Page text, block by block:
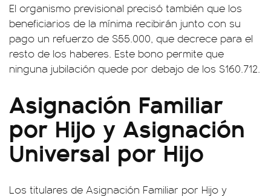
El organismo previsional precisó también que los
beneficiarios de la mínima recibirán junto con su
pago un refuerzo de $55.000, que decrece para el
resto de los haberes. Este bono permite que
ninguna jubilación quede por debajo de los $160.712.
Asignación Familiar
por Hijo y Asignación
Universal por Hijo
Los titulares de Asignación Familiar por Hijo y